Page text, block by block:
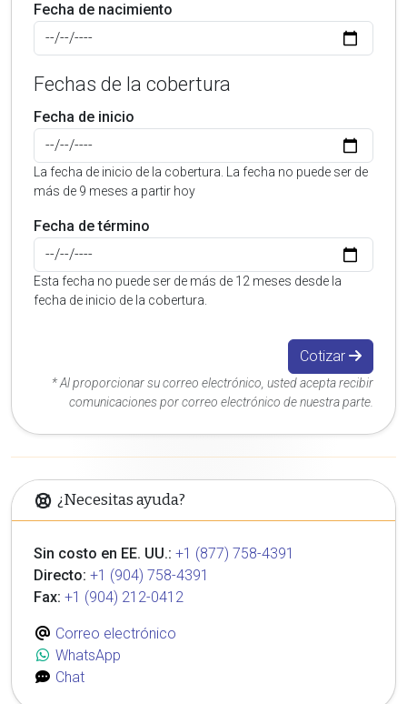
Fecha de nacimiento
Fechas de la cobertura
Fecha de inicio
La fecha de inicio de la cobertura. La fecha no puede ser de
más de 9 meses a partir hoy
Fecha de término
Esta fecha no puede ser de más de 12 meses desde la
fecha de inicio de la cobertura.
Cotizar
* Al proporcionar su correo electrónico, usted acepta recibir
comunicaciones por correo electrónico de nuestra parte.
¿Necesitas ayuda?
Sin costo en EE. UU.: +1 (877) 758-4391
Directo: +1 (904) 758-4391
Fax: +1 (904) 212-0412
Correo electrónico
WhatsApp
Chat